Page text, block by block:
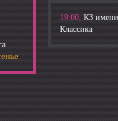
19:00,КЗ имени
Классика